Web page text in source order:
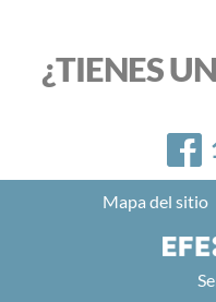
¿TIENES
Mapa del sitio